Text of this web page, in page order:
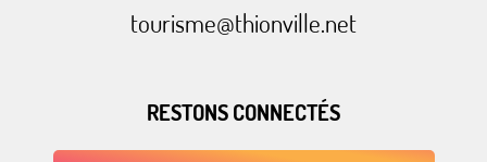
tourisme@thionville.net
RESTONS CONNECTÉS